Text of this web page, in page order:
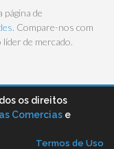
de
. Compare-nos com
de mercado.
os direitos
Comercias e
Termos de Uso